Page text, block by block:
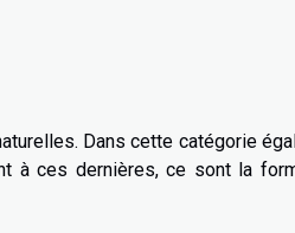
Dans cette catégorie
à ces dernières, ce sont la